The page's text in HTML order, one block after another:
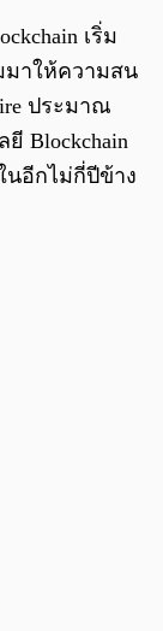
เริ่ม
มาให้ความสน
ประมาณ
Blockchain
นอีกไม่กี่ปีข้าง